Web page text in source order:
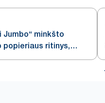
Jumbo“ minkšto
popieriaus ritinys,